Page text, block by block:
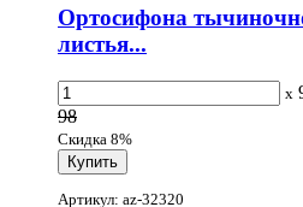
Ортосифона
листья...
x
98
Скидка 8%
Артикул: az-32320